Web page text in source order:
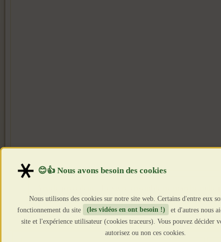
Précédent
Nous utilisons des cookies sur notre site web. Certains d'entre eux
fonctionnement du site
(les vidéos en ont besoin !)
et d'autres nous
site et l'expérience utilisateur (cookies traceurs). Vous pouvez décider
autorisez ou non ces cookies.